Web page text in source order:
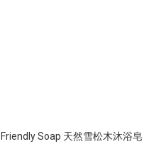
Friendly Soap 天然雪松木沐浴皂